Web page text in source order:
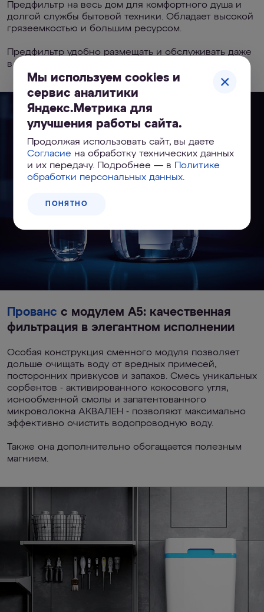
Предфильтр на весь дом для комфортного душа и
долгой службы бытовой техники. Обладает высокой
грязеемкостью и большим ресурсом.
Предфильтр удобно размещать и обслуживать даже
в очень ограниченном пространстве.
Прованс с модулем А5: качественная
фильтрация в элегантном исполнении
Особая конструкция сменного модуля позволяет
дольше очищать воду от вредных примесей,
посторонних привкусов и запахов. Смесь уникальных
сорбентов - активированного кокосового угля,
ионообменной смолы и запатентованного
микроволокна АКВАЛЕН - позволяют максимально
эффективно очистить водопроводную воду.
Также она дополнительно обогащается полезным
магнием.
Мы используем cookies и
сервис аналитики
Яндекс.Метрика для
улучшения работы сайта.
Продолжая использовать сайт, вы даете
Согласие на обработку технических данных
и их передачу. Подробнее — в Политике
обработки персональных данных.
ПОНЯТНО